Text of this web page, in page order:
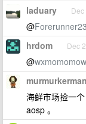
laduary
@Forerunner23
hrdom Dec
@
murmurkerman
海鲜市场捡一
aosp 。